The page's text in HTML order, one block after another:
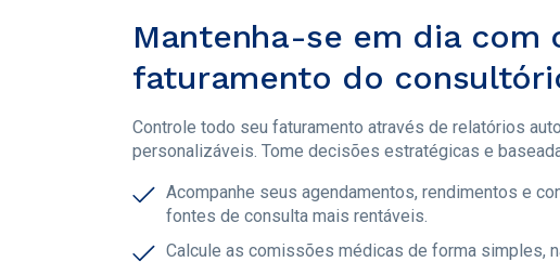
Mantenha-se em dia com
faturamento do
Controle todo seu faturamento através de relatórios
personalizáveis. Tome decisões estratégicas e
Acompanhe seus agendamentos, rendimentos e
fontes de consulta mais rentáveis.
Calcule as comissões médicas de forma simples,